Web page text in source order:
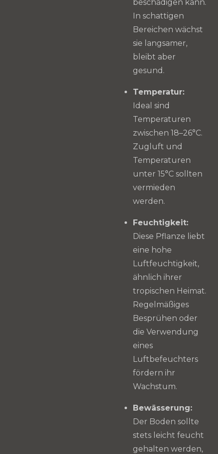
beschädigen kann.
In schattigen
Bereichen wächst
sie langsamer,
bleibt aber
gesund.
Temperatur:
Ideal sind
Temperaturen
zwischen 18–26°C.
Zugluft und
Temperaturen
unter 15°C sollten
vermieden
werden.
Feuchtigkeit:
Diese Pflanze liebt
eine hohe
Luftfeuchtigkeit,
ähnlich ihrer
tropischen Heimat.
Regelmäßiges
Besprühen oder
die Verwendung
eines
Luftbefeuchters
fördern ihr
Wachstum.
Bewässerung:
Der Boden sollte
stets leicht feucht
gehalten werden,